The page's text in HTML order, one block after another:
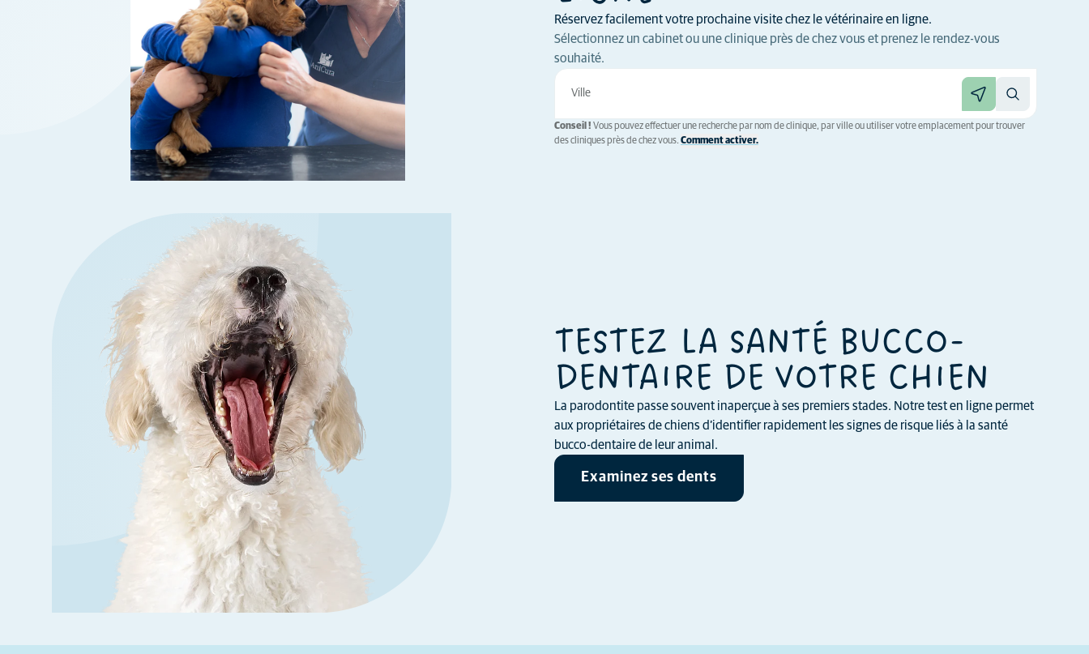
Réservez facilement votre prochaine visite chez le vétérinaire en ligne.
Sélectionnez un cabinet ou une clinique près de chez vous et prenez le rendez-vous
souhaité.
Conseil ! Vous pouvez effectuer une recherche par nom de clinique, par ville ou utiliser votre emplacement pour trouver
des cliniques près de chez vous. Comment activer.
TESTEZ LA SANTÉ BUCCO-
DENTAIRE DE VOTRE CHIEN
La parodontite passe souvent inaperçue à ses premiers stades. Notre test en ligne permet
aux propriétaires de chiens d’identifier rapidement les signes de risque liés à la santé
bucco-dentaire de leur animal.
Examinez ses dents